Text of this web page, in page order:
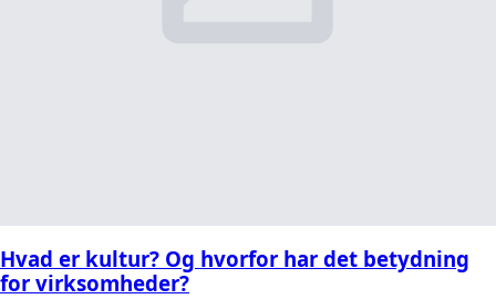
Hvad er kultur? Og hvorfor har det betydning
for virksomheder?